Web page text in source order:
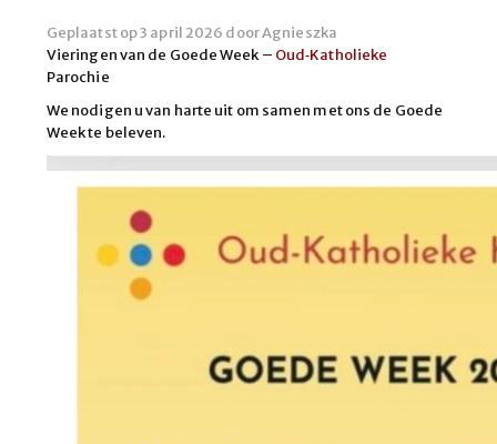
Geplaatst op3 april 2026 doorAgnieszka
Vieringen van de Goede Week – Oud‑Katholieke
Parochie
We nodigen u van harte uit om samen met ons de Goede
Week te beleven.